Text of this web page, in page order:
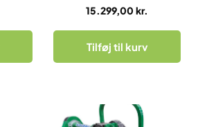
15.299,00 kr.
Tilføj til kurv